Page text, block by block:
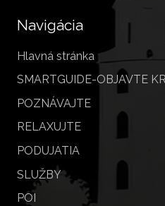
Navigácia
Hlavná stránka
SMARTGUIDE-OBJAVTE
POZNÁVAJTE
RELAXUJTE
PODUJATIA
SLUŽBY
POI